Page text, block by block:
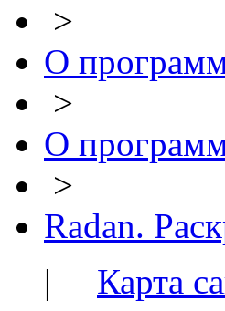
>
О
>
О
>
Radan.
| Карта